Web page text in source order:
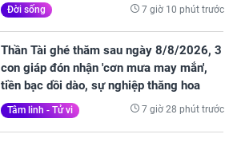
Đời sống 7 giờ 10 phút trước
Thần Tài ghé thăm sau ngày 8/8/2026, 3
con giáp đón nhận 'cơn mưa may mắn',
tiền bạc dồi dào, sự nghiệp thăng hoa
Tâm linh - Tử vi 7 giờ 28 phút trước